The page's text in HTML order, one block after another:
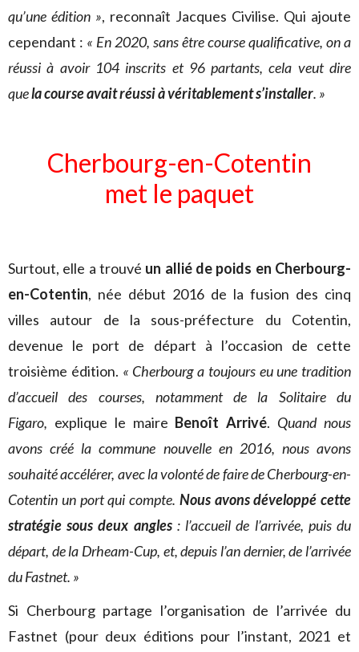
qu’une édition », reconnaît Jacques Civilise. Qui ajoute
cependant : « En 2020, sans être course qualificative, on a
réussi à avoir 104 inscrits et 96 partants, cela veut dire
quela course avait réussi à véritablement s’installer. »
Cherbourg-en-Cotentin
met le paquet
Surtout, elle a trouvé un allié de poids en Cherbourg-
en-Cotentin, née début 2016 de la fusion des cinq
villes autour de la sous-préfecture du Cotentin,
devenue le port de départ à l’occasion de cette
troisième édition. « Cherbourg a toujours eu une tradition
d’accueil des courses, notamment de la Solitaire du
Figaro, explique le maire Benoît Arrivé. Quand nous
avons créé la commune nouvelle en 2016, nous avons
souhaité accélérer, avec la volonté de faire de Cherbourg-en-
Cotentin un port qui compte. Nous avons développé cette
stratégie sous deux angles: l’accueil de l’arrivée, puis du
départ, de la Drheam-Cup, et, depuis l’an dernier, de l’arrivée
du Fastnet. »
Si Cherbourg partage l’organisation de l’arrivée du
Fastnet (pour deux éditions pour l’instant, 2021 et